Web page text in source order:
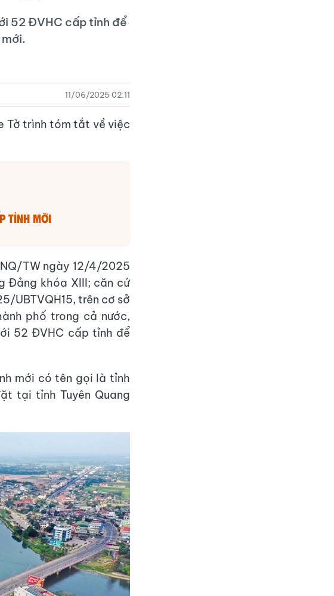
52 ĐVHC cấp tỉnh để
11/06/2025 02:11
Tờ trình tóm tắt về việc
tỉnh mới
TW ngày 12/4/2025
Đảng khóa XIII; căn cứ
UBTVQH15, trên cơ sở
phố trong cả nước,
52 ĐVHC cấp tỉnh để
mới có tên gọi là tỉnh
tại tỉnh Tuyên Quang